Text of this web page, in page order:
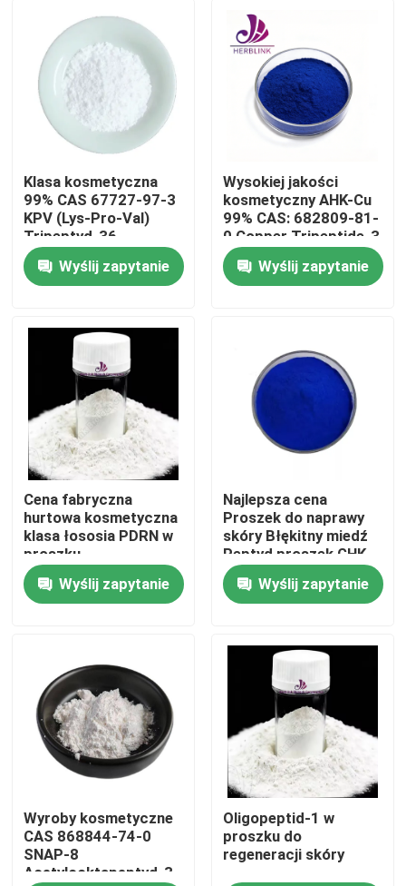
Produkty
Filmy
O nas
Wycieczka po fabryce
Skontaktuj się z nami
Aktualności
Poprosić o wycenę
Naturalny ekstrakt roślinny
Klasa kosmetyczna
99% CAS 67727-97-3
KPV (Lys-Pro-Val)
Tripeptyd-36
Wyślij zapytanie
Wysokiej jakości
kosmetyczny AHK-Cu
99% CAS: 682809-81-
0 Copper Tripeptide-3
peptyd na porost
włosówWyślij zapytanie
Cena fabryczna
hurtowa kosmetyczna
klasa łososia PDRN w
proszku
Wyślij zapytanie
Najlepsza cena
Proszek do naprawy
skóry Błękitny miedź
Peptyd proszek GHK-
Cu
Wyślij zapytanie
Wyroby kosmetyczne
CAS 868844-74-0
SNAP-8
Acetylooktapeptyd-3
Oligopeptid-1 w
proszku do
regeneracji skóry